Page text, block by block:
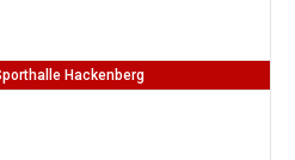
Hackenberg